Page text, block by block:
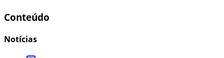
Conteúdo
Notícias